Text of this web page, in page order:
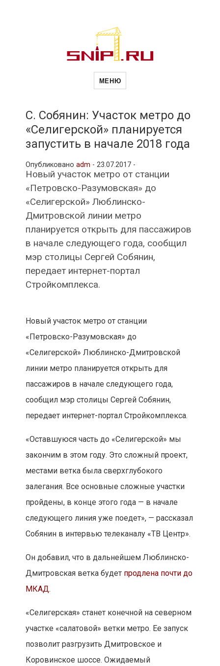
Новости
и
рубрики
МЕНЮ
С. Собянин: Участок метро до
«Селигерской» планируется
запустить в начале 2018 года
Опубликовано adm - 23.07.2017 -
Новый участок метро от станции
«Петровско-Разумовская» до
«Селигерской» Люблинско-
Дмитровской линии метро
планируется открыть для пассажиров
в начале следующего года, сообщил
мэр столицы Сергей Собянин,
передает интернет-портал
Стройкомплекса.
Новый участок метро от станции
«Петровско-Разумовская» до
«Селигерской» Люблинско-Дмитровской
линии метро планируется открыть для
пассажиров в начале следующего года,
сообщил мэр столицы Сергей Собянин,
передает интернет-портал Стройкомплекса.
«Оставшуюся часть до «Селигерской» мы
закончим в этом году. Это сложный проект,
местами ветка была сверхглубокого
залегания. Все основные сложные участки
пройдены, в конце этого года — в начале
следующего линия уже поедет», — рассказал
Собянин в интервью телеканалу «ТВ Центр».
Он добавил, что в дальнейшем Люблинско-
Дмитровская ветка будет продлена почти до
МКАД.
«Селигерская» станет конечной на северном
участке «салатовой» ветки метро. Ее запуск
позволит разгрузить Дмитровское и
Коровинское шоссе. Ожидаемый